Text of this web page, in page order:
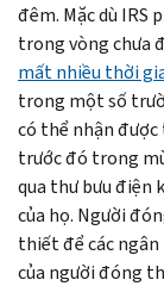
đêm. Mặc dù IRS
trong vòng chưa
mất nhiều thời
trong một số
có thể nhận
trước đó trong
qua thư bưu điện
của họ. Người
thiết để các
của người đóng